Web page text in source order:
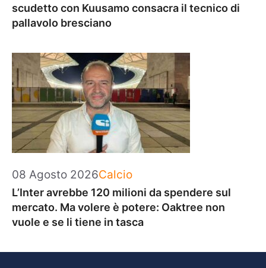
scudetto con Kuusamo consacra il tecnico di
pallavolo bresciano
08 Agosto 2026Categorie
Calcio
L’Inter avrebbe 120 milioni da spendere sul
mercato. Ma volere è potere: Oaktree non
vuole e se li tiene in tasca